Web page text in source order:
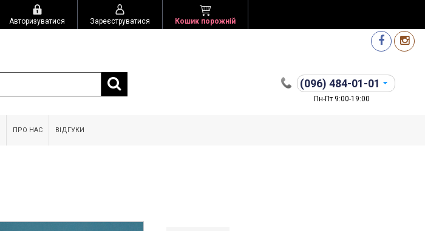
Авторизуватися Зареєструватися Кошик порожній
(096) 484-01-01
Пн-Пт 9:00-19:00
ПРО НАС ВІДГУКИ